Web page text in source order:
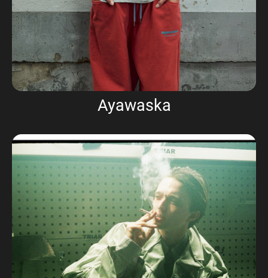
Ayawaska